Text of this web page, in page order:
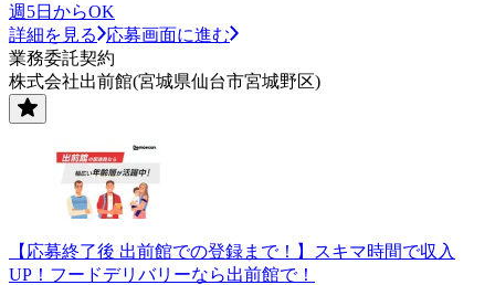
週5日からOK
詳細を見る
応募画面に進む
業務委託契約
株式会社出前館(宮城県仙台市宮城野区)
【応募終了後 出前館での登録まで！】スキマ時間で収入
UP！フードデリバリーなら出前館で！